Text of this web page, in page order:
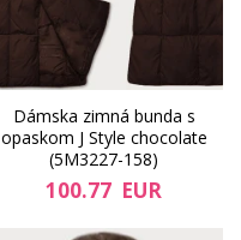
Dámska zimná bunda s
opaskom J Style chocolate
(5M3227-158)
100.77 EUR